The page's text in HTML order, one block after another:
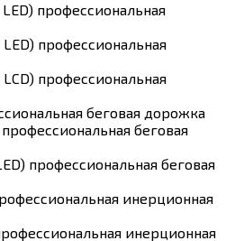
профессиональная
профессиональная
профессиональная
беговая дорожка
профессиональная беговая
профессиональная беговая
инерционная
инерционная